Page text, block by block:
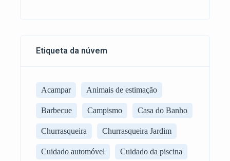
Etiqueta da núvem
Acampar Animais de estimação
Barbecue Campismo Casa do Banho
Churrasqueira Churrasqueira Jardim
Cuidado automóvel Cuidado da piscina